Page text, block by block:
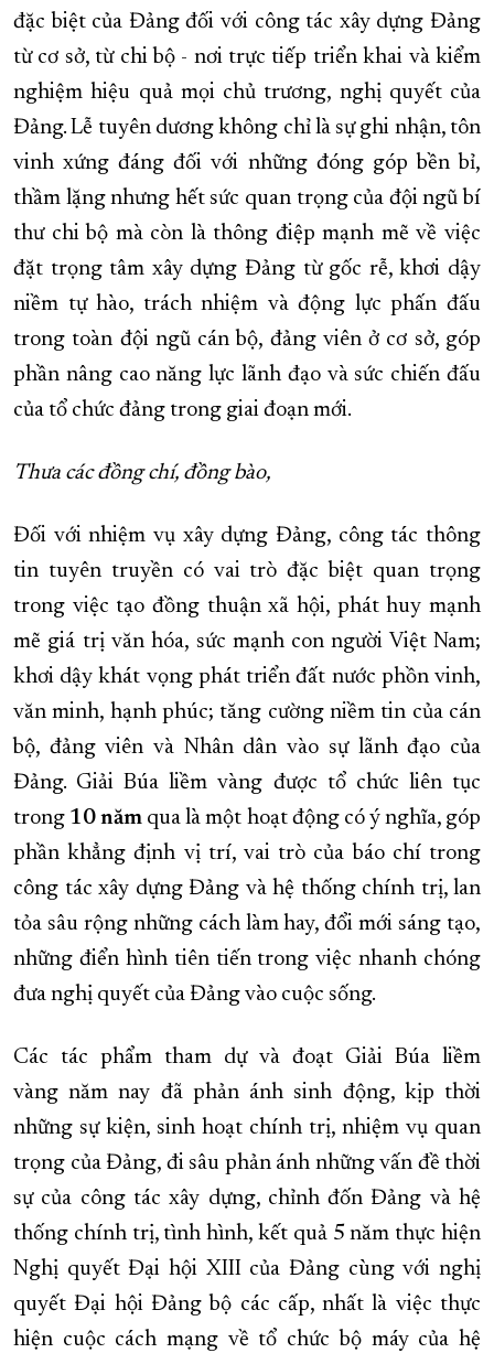
đặc biệt của Đảng đối với công tác xây dựng Đảng
từ cơ sở, từ chi bộ - nơi trực tiếp triển khai và kiểm
nghiệm hiệu quả mọi chủ trương, nghị quyết của
Đảng. Lễ tuyên dương không chỉ là sự ghi nhận, tôn
vinh xứng đáng đối với những đóng góp bền bỉ,
thầm lặng nhưng hết sức quan trọng của đội ngũ bí
thư chi bộ mà còn là thông điệp mạnh mẽ về việc
đặt trọng tâm xây dựng Đảng từ gốc rễ, khơi dậy
niềm tự hào, trách nhiệm và động lực phấn đấu
trong toàn đội ngũ cán bộ, đảng viên ở cơ sở, góp
phần nâng cao năng lực lãnh đạo và sức chiến đấu
của tổ chức đảng trong giai đoạn mới.
Thưa các đồng chí, đồng bào,
Đối với nhiệm vụ xây dựng Đảng, công tác thông
tin tuyên truyền có vai trò đặc biệt quan trọng
trong việc tạo đồng thuận xã hội, phát huy mạnh
mẽ giá trị văn hóa, sức mạnh con người Việt Nam;
khơi dậy khát vọng phát triển đất nước phồn vinh,
văn minh, hạnh phúc; tăng cường niềm tin của cán
bộ, đảng viên và Nhân dân vào sự lãnh đạo của
Đảng. Giải Búa liềm vàng được tổ chức liên tục
trong 10 năm qua là một hoạt động có ý nghĩa, góp
phần khẳng định vị trí, vai trò của báo chí trong
công tác xây dựng Đảng và hệ thống chính trị, lan
tỏa sâu rộng những cách làm hay, đổi mới sáng tạo,
những điển hình tiên tiến trong việc nhanh chóng
đưa nghị quyết của Đảng vào cuộc sống.
Các tác phẩm tham dự và đoạt Giải Búa liềm
vàng năm nay đã phản ánh sinh động, kịp thời
những sự kiện, sinh hoạt chính trị, nhiệm vụ quan
trọng của Đảng, đi sâu phản ánh những vấn đề thời
sự của công tác xây dựng, chỉnh đốn Đảng và hệ
thống chính trị, tình hình, kết quả 5 năm thực hiện
Nghị quyết Đại hội XIII của Đảng cùng với nghị
quyết Đại hội Đảng bộ các cấp, nhất là việc thực
hiện cuộc cách mạng về tổ chức bộ máy của hệ